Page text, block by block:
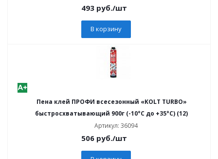
493 руб./шт
В корзину
Пена клей ПРОФИ всесезонный «KOLT TURBO»
быстросхватывающий 900г (-10°С до +35°С) (12)
Артикул: 36094
506 руб./шт